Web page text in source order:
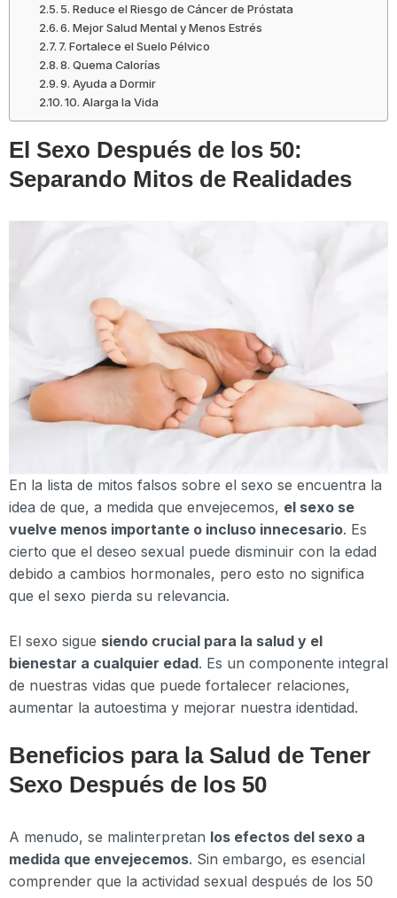
5. Reduce el Riesgo de Cáncer de Próstata
6. Mejor Salud Mental y Menos Estrés
7. Fortalece el Suelo Pélvico
8. Quema Calorías
9. Ayuda a Dormir
10. Alarga la Vida
El Sexo Después de los 50:
Separando Mitos de Realidades
En la lista de mitos falsos sobre el sexo se encuentra la
idea de que, a medida que envejecemos, el sexo se
vuelve menos importante o incluso innecesario. Es
cierto que el deseo sexual puede disminuir con la edad
debido a cambios hormonales, pero esto no significa
que el sexo pierda su relevancia.
El sexo sigue siendo crucial para la salud y el
bienestar a cualquier edad. Es un componente integral
de nuestras vidas que puede fortalecer relaciones,
aumentar la autoestima y mejorar nuestra identidad.
Beneficios para la Salud de Tener
Sexo Después de los 50
A menudo, se malinterpretan los efectos del sexo a
medida que envejecemos. Sin embargo, es esencial
comprender que la actividad sexual después de los 50